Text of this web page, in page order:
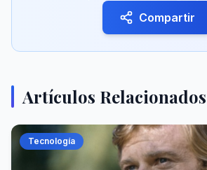
Compartir
Artículos Relacionados
Tecnología